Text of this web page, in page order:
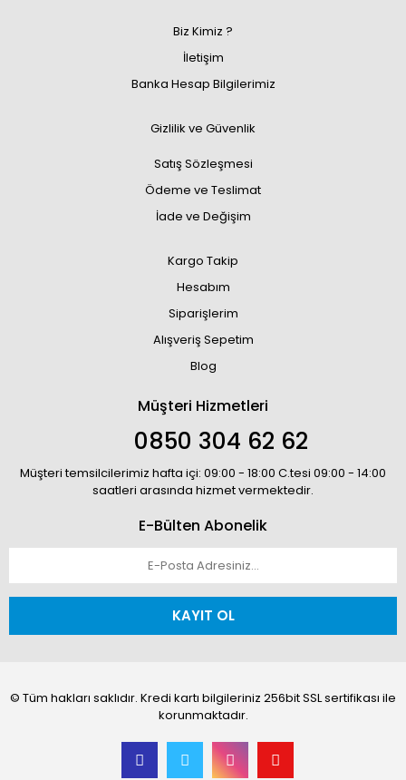
Biz Kimiz ?
İletişim
Banka Hesap Bilgilerimiz
Gizlilik ve Güvenlik
Satış Sözleşmesi
Ödeme ve Teslimat
İade ve Değişim
Kargo Takip
Hesabım
Siparişlerim
Alışveriş Sepetim
Blog
Müşteri Hizmetleri
0850 304 62 62
Müşteri temsilcilerimiz hafta içi: 09:00 - 18:00 C.tesi 09:00 - 14:00
saatleri arasında hizmet vermektedir.
E-Bülten Abonelik
KAYIT OL
© Tüm hakları saklıdır. Kredi kartı bilgileriniz 256bit SSL sertifikası ile
korunmaktadır.